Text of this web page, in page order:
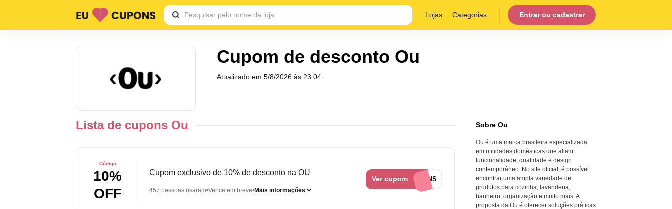
Lojas Categorias Entrar ou cadastrar
Cupom de desconto Ou
Atualizado em5/8/2026 às 23:04
Lista de cupons Ou
Código
10%
OFF
Cupom exclusivo de 10% de desconto na OU
457 pessoas usaram Vence em breve Mais informações
Ver cupom
EUAMOCUPONS
Sobre Ou
Ou é uma marca brasileira especializada
em utilidades domésticas que aliam
funcionalidade, qualidade e design
contemporâneo. No site oficial, é possível
encontrar uma ampla variedade de
produtos para cozinha, lavanderia,
banheiro, organização e muito mais. A
proposta da Ou é oferecer soluções práticas